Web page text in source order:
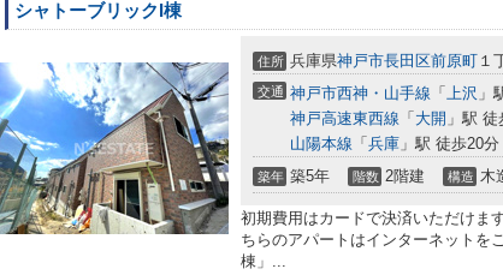
シャトーブリックI棟
住所 兵庫県神戸市長田区前原町 １
交通 神戸市西神・山手線 「 上沢 」
神戸高速東西線 「 大開 」駅 徒
山陽本線 「 兵庫 」駅 徒歩20分
築年 築5年 階数 2階建 構造 木
初期費用はカードで決済いただけま
ちらのアパートはインターネットを
棟」...